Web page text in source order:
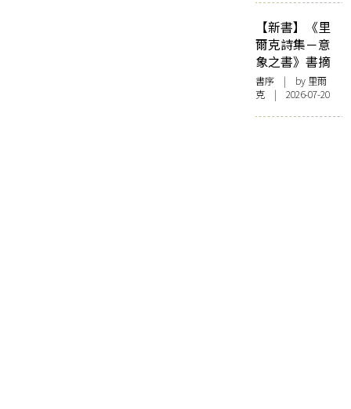
【新書】《里
爾克詩集－意
象之書》書摘
書序 | by 里爾
克 | 2026-07-20